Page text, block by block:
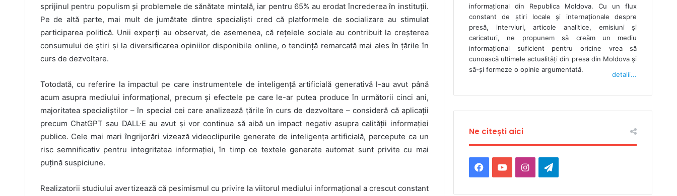
sprijinul pentru populism și problemele de sănătate mintală, iar pentru 65% au erodat încrederea în instituții.
Pe de altă parte, mai mult de jumătate dintre specialiști cred că platformele de socializare au stimulat
participarea politică. Unii experți au observat, de asemenea, că rețelele sociale au contribuit la creșterea
consumului de știri și la diversificarea opiniilor disponibile online, o tendință remarcată mai ales în țările în
curs de dezvoltare.
Totodată, cu referire la impactul pe care instrumentele de inteligență artificială generativă l-au avut până
acum asupra mediului informațional, precum și efectele pe care le-ar putea produce în următorii cinci ani,
majoritatea specialiștilor – în special cei care analizează țările în curs de dezvoltare – consideră că aplicații
precum ChatGPT sau DALL·E au avut și vor continua să aibă un impact negativ asupra calității informației
publice. Cele mai mari îngrijorări vizează videoclipurile generate de inteligența artificială, percepute ca un
risc semnificativ pentru integritatea informației, în timp ce textele generate automat sunt privite cu mai
puțină suspiciune.
Realizatorii studiului avertizează că pesimismul cu privire la viitorul mediului informațional a crescut constant
informațional din Republica Moldova. Cu un flux
constant de ştiri locale şi internaţionale despre
presă, interviuri, articole analitice, emisiuni și
caricaturi, ne propunem să creăm un mediu
informaţional suficient pentru oricine vrea să
cunoască ultimele actualităţi din presa din Moldova şi
să-şi formeze o opinie argumentată.
detalii...
Ne citești aici
F
Y
I
T